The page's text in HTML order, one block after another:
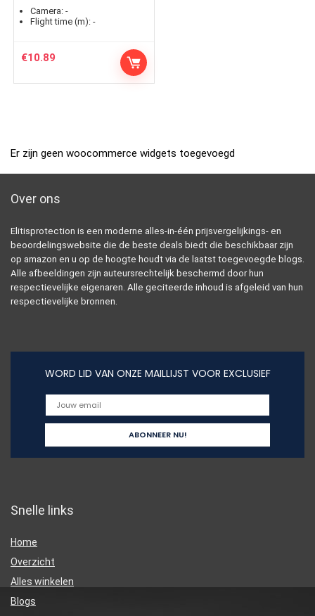
Camera: -
Flight time (m): -
€10.89
Er zijn geen woocommerce widgets toegevoegd
Over ons
Elitisprotection is een moderne alles-in-één prijsvergelijkings- en
beoordelingswebsite die de beste deals biedt die beschikbaar zijn
op amazon en u op de hoogte houdt via de laatst toegevoegde blogs.
Alle afbeeldingen zijn auteursrechtelijk beschermd door hun
respectievelijke eigenaren. Alle geciteerde inhoud is afgeleid van hun
respectievelijke bronnen.
WORD LID VAN ONZE MAILLIJST VOOR EXCLUSIEF
Snelle links
Home
Overzicht
Alles winkelen
Blogs